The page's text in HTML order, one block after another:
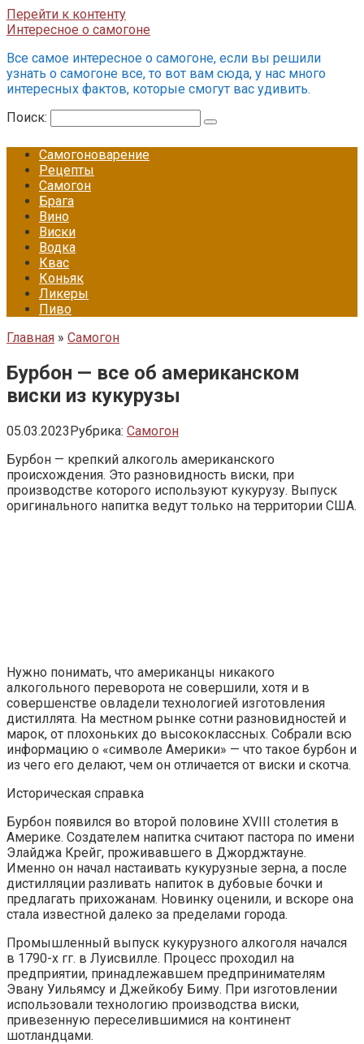
Перейти к контенту
Интересное о самогоне
Все самое интересное о самогоне, если вы решили
узнать о самогоне все, то вот вам сюда, у нас много
интересных фактов, которые смогут вас удивить.
Поиск:
Самогоноварение
Рецепты
Самогон
Брага
Вино
Виски
Водка
Квас
Коньяк
Ликеры
Пиво
Главная » Самогон
Бурбон — все об американском
виски из кукурузы
05.03.2023Рубрика: Самогон
Бурбон — крепкий алкоголь американского
происхождения. Это разновидность виски, при
производстве которого используют кукурузу. Выпуск
оригинального напитка ведут только на территории США.
Нужно понимать, что американцы никакого
алкогольного переворота не совершили, хотя и в
совершенстве овладели технологией изготовления
дистиллята. На местном рынке сотни разновидностей и
марок, от плохоньких до высококлассных. Собрали всю
информацию о «символе Америки» — что такое бурбон и
из чего его делают, чем он отличается от виски и скотча.
Историческая справка
Бурбон появился во второй половине XVIII столетия в
Америке. Создателем напитка считают пастора по имени
Элайджа Крейг, проживавшего в Джорджтауне.
Именно он начал настаивать кукурузные зерна, а после
дистилляции разливать напиток в дубовые бочки и
предлагать прихожанам. Новинку оценили, и вскоре она
стала известной далеко за пределами города.
Промышленный выпуск кукурузного алкоголя начался
в 1790-х гг. в Луисвилле. Процесс проходил на
предприятии, принадлежавшем предпринимателям
Эвану Уильямсу и Джейкобу Биму. При изготовлении
использовали технологию производства виски,
привезенную переселившимися на континент
шотландцами.